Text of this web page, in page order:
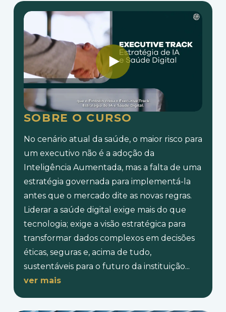
SOBRE O CURSO
No cenário atual da saúde, o maior risco para
um executivo não é a adoção da
Inteligência Aumentada, mas a falta de uma
estratégia governada para implementá-la
antes que o mercado dite as novas regras.
Liderar a saúde digital exige mais do que
tecnologia; exige a visão estratégica para
transformar dados complexos em decisões
éticas, seguras e, acima de tudo,
sustentáveis para o futuro da instituição...
ver mais